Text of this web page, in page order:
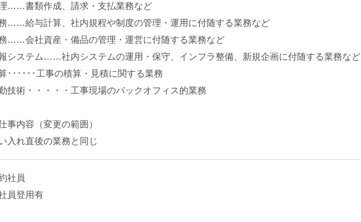
……書類作成、請求・支払業務など
……給与計算、社内規程や制度の管理・運用に付随する業務など
……会社資産・備品の管理・運営に付随する業務など
システム……社内システムの運用・保守、インフラ整備、新規企画に付随する業務など
･･････工事の積算・見積に関する業務
技術・・・・・工事現場のバックオフィス的業務
事内容（変更の範囲）
入れ直後の業務と同じ
社員
員登用有